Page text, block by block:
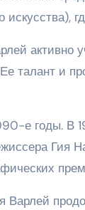
активно
Ее талант и
е годы. В
Гия
Варлей